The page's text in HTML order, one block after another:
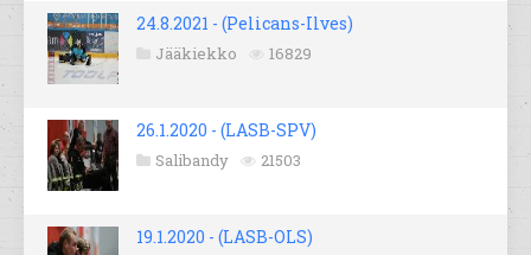
24.8.2021 - (Pelicans-Ilves)
Jääkiekko 16829
26.1.2020 - (LASB-SPV)
Salibandy 21503
19.1.2020 - (LASB-OLS)